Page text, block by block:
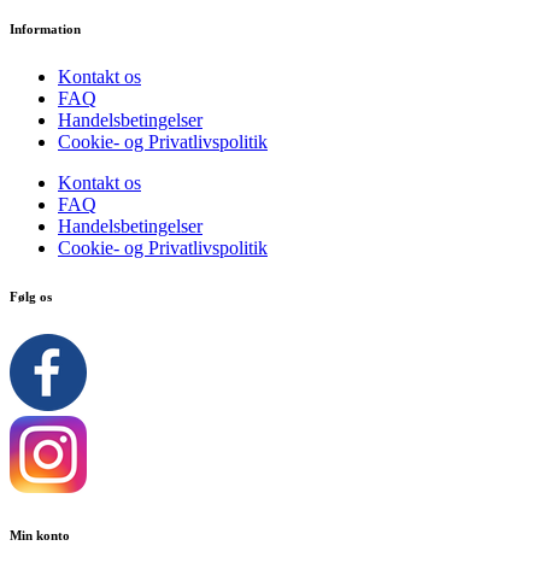
Information
Kontakt os
FAQ
Handelsbetingelser
Cookie- og Privatlivspolitik
Kontakt os
FAQ
Handelsbetingelser
Cookie- og Privatlivspolitik
Følg os
Min konto